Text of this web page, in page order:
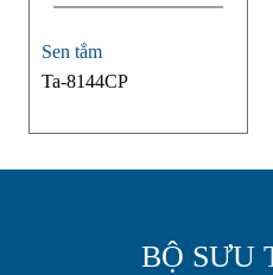
Sen tắm
Ta-8144CP
BỘ SƯU